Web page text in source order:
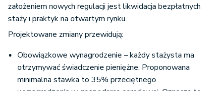
założeniem nowych regulacji jest likwidacja bezpłatnych
staży i praktyk na otwartym rynku.
Projektowane zmiany przewidują:
Obowiązkowe wynagrodzenie – każdy stażysta ma
otrzymywać świadczenie pieniężne. Proponowana
minimalna stawka to 35% przeciętnego